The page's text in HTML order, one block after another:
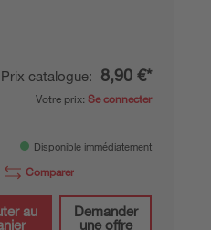
Prix catalogue: 8,90 €*
Votre prix: Se connecter
Disponible immédiatement
Comparer
au
Demander
une offre